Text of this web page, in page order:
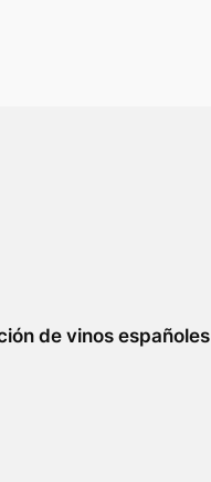
de vinos españoles